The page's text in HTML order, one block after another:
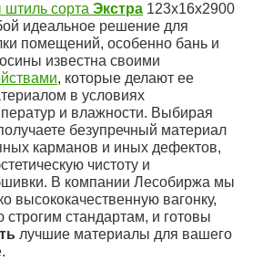
штиль сорта Экстра 123x16x2900
идеальное решение для
помещений, особенно бань и
известна своими
, которые делают ее
в условиях
и влажности. Выбирая
безупречный материал
карманов и иных дефектов,
чистоту и
В компании Лесобиржа мы
высококачественную вагонку,
стандартам, и готовы
лучшие материалы для вашего